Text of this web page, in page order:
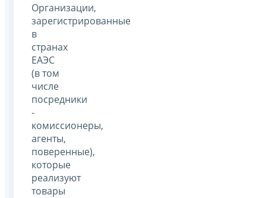
Организации,
зарегистрированные
в
странах
ЕАЭС
(в том
числе
посредники
-
комиссионеры,
агенты,
поверенные),
которые
реализуют
товары